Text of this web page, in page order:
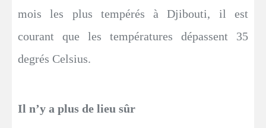
mois les plus tempérés à Djibouti, il est
courant que les températures dépassent 35
degrés Celsius.
Il n’y a plus de lieu sûr